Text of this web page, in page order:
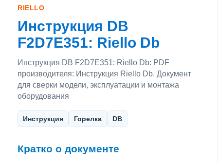
RIELLO
Инструкция DB
F2D7E351: Riello Db
Инструкция DB F2D7E351: Riello Db: PDF
производителя: Инструкция Riello Db. Документ
для сверки модели, эксплуатации и монтажа
оборудования
Инструкция Горелка DB
Кратко о документе